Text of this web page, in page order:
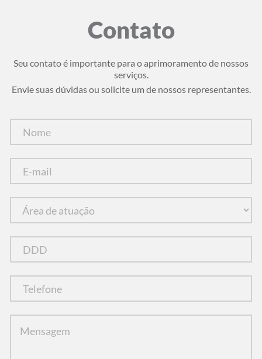
Contato
Seu contato é importante para o aprimoramento de nossos
serviços.
Envie suas dúvidas ou solicite um de nossos representantes.